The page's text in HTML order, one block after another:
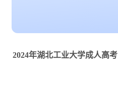
2024年湖北工业大学成人高考